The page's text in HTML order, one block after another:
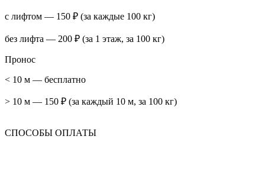
с лифтом — 150 ₽ (за каждые 100 кг)
без лифта — 200 ₽ (за 1 этаж, за 100 кг)
Пронос
< 10 м — бесплатно
> 10 м — 150 ₽ (за каждый 10 м, за 100 кг)
СПОСОБЫ ОПЛАТЫ